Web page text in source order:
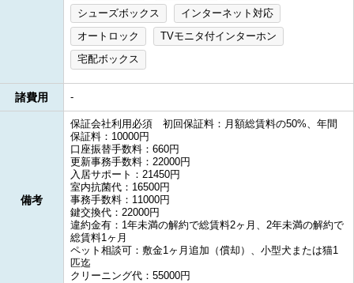
シューズボックス
インターネット対応
オートロック
TVモニタ付インターホン
宅配ボックス
諸費用 -
備考
保証会社利用必須 初回保証料：月額総賃料の50%、年間
保証料：10000円
口座振替手数料：660円
更新事務手数料：22000円
入居サポート：21450円
室内抗菌代：16500円
事務手数料：11000円
鍵交換代：22000円
違約金有：1年未満の解約で総賃料2ヶ月、2年未満の解約で
総賃料1ヶ月
ペット相談可：敷金1ヶ月追加（償却）、小型犬または猫1
匹迄
クリーニング代：55000円